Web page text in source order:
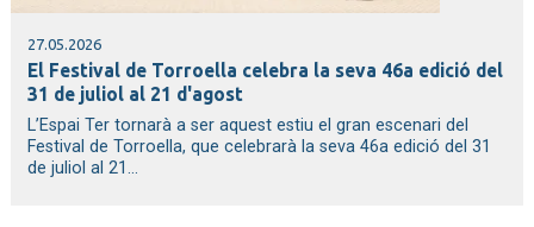
27.05.2026
El Festival de Torroella celebra la seva 46a edició del
31 de juliol al 21 d'agost
L’Espai Ter tornarà a ser aquest estiu el gran escenari del
Festival de Torroella, que celebrarà la seva 46a edició del 31
de juliol al 21...